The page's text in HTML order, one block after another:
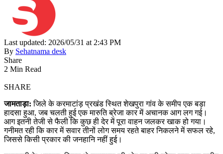
Last updated: 2026/05/31 at 2:43 PM
By Sehatnama desk
Share
2 Min Read
SHARE
जामताड़ा: जिले के करमाटांड़ प्रखंड स्थित शेखपुरा गांव के समीप एक बड़ा
हादसा हुआ, जब चलती हुई एक मारुति ब्रेजा कार में अचानक आग लग गई।
आग इतनी तेजी से फैली कि कुछ ही देर में पूरा वाहन जलकर खाक हो गया।
गनीमत रही कि कार में सवार तीनों लोग समय रहते बाहर निकलने में सफल रहे,
जिससे किसी प्रकार की जनहानि नहीं हुई।